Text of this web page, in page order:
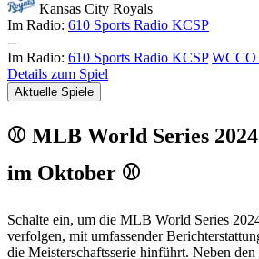
Kansas City Royals
Im Radio: 610 Sports Radio KCSP
--
Im Radio: 610 Sports Radio KCSP WCCO
Details zum Spiel
Aktuelle Spiele
⚾ MLB World Series
im Oktober ⚾
Schalte ein, um die MLB World Series
verfolgen, mit umfassender
die Meisterschaftsserie hinführt. Neben